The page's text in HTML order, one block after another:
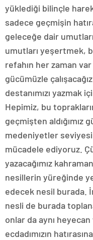
yüklediği bilinçle
sadece geçmişin
geleceğe dair
umutları yeşertmek,
refahın her zaman
gücümüzle
destanımızı yazmak
Hepimiz, bu
geçmişten aldığımız
medeniyetler
mücadele ediyoruz.
yazacağımız
nesillerin yüreğinde
edecek nesil burada.
nesli de burada
onlar da aynı
ecdadımızın